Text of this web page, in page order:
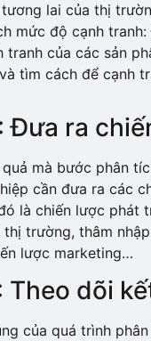
lai của thị
mức độ cạnh
tranh của các sản
tìm cách để cạnh
Đưa ra
mà bước phân
cần đưa ra các
là chiến lược phát
thị trường, thâm
lược marketing…
Theo dõi
của quá trình